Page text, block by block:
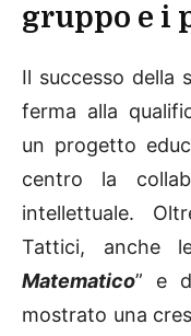
gruppo e i
Il successo della
ferma alla
un progetto
centro la
intellettuale.
Tattici, anche
Matematico” e
mostrato una